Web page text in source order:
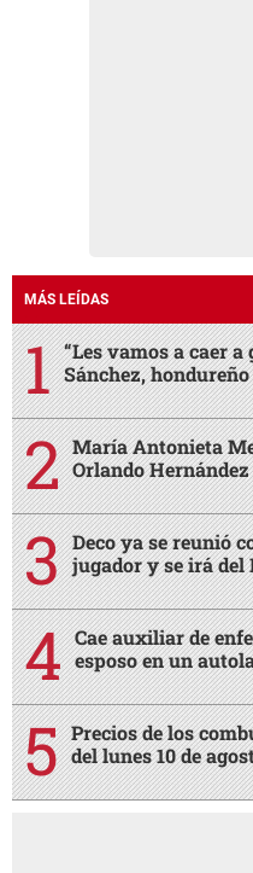
MÁS LEÍDAS
“Les vamos a caer
Sánchez,
María Antonieta
Orlando
Deco ya se reunió
jugador y se irá del
Cae auxiliar de
esposo en un
Precios de los
del lunes 10 de